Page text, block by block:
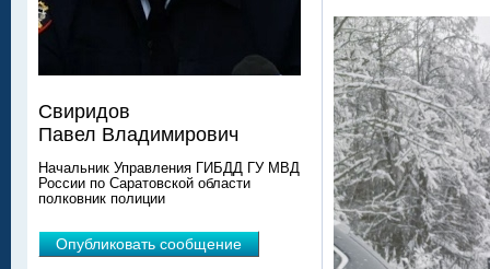
Свиридов
Павел Владимирович
Начальник Управления ГИБДД ГУ МВД
России по Саратовской области
полковник полиции
Опубликовать сообщение